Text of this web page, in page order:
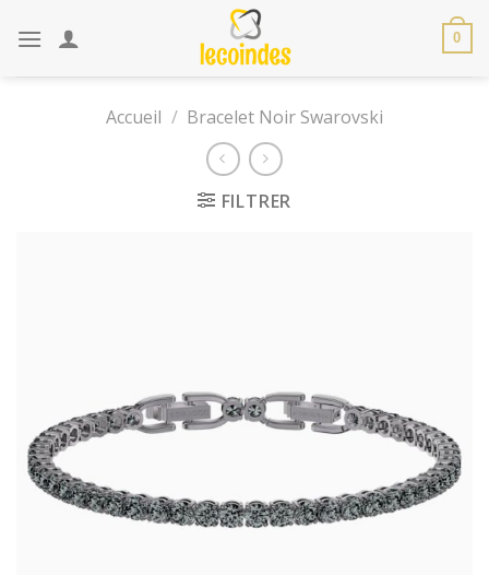
0
Accueil / Bracelet Noir Swarovski
FILTRER